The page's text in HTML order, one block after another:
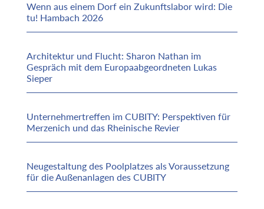
Wenn aus einem Dorf ein Zukunftslabor wird: Die
tu! Hambach 2026
Architektur und Flucht: Sharon Nathan im
Gespräch mit dem Europaabgeordneten Lukas
Sieper
Unternehmertreffen im CUBITY: Perspektiven für
Merzenich und das Rheinische Revier
Neugestaltung des Poolplatzes als Voraussetzung
für die Außenanlagen des CUBITY